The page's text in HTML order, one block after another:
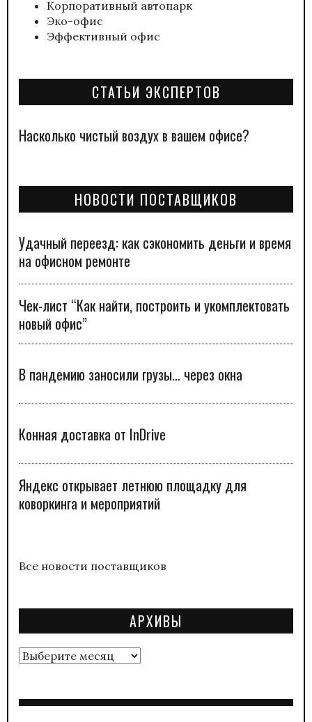
Корпоративный автопарк
Эко-офис
Эффективный офис
СТАТЬИ ЭКСПЕРТОВ
Насколько чистый воздух в вашем офисе?
НОВОСТИ ПОСТАВЩИКОВ
Удачный переезд: как сэкономить деньги и время
на офисном ремонте
Чек-лист “Как найти, построить и укомплектовать
новый офис”
В пандемию заносили грузы… через окна
Конная доставка от InDrive
Яндекс открывает летнюю площадку для
коворкинга и мероприятий
Все новости поставщиков
АРХИВЫ
Архивы